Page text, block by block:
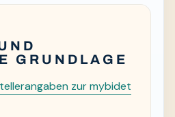
GRUNDLAGE
zur mybidet